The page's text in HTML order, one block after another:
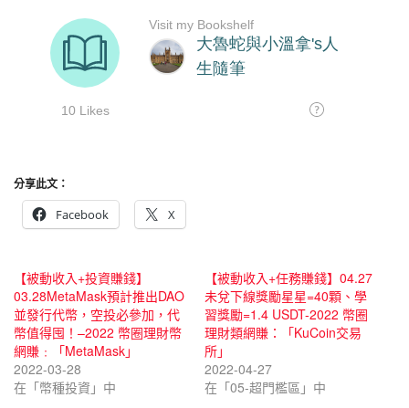
分享此文：
Facebook
X
【被動收入+投資賺錢】
03.28MetaMask預計推出DAO
並發行代幣，空投必參加，代
幣值得囤！–2022 幣圈理財幣
網賺﹕「MetaMask」
2022-03-28
在「幣種投資」中
【被動收入+任務賺錢】04.27
未兌下線獎勵星星=40顆、學
習獎勵=1.4 USDT-2022 幣圈
理財類網賺：「KuCoin交易
所」
2022-04-27
在「05-超門檻區」中